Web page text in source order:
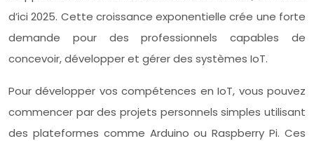
d’ici 2025. Cette croissance exponentielle crée une forte
demande pour des professionnels capables de
concevoir, développer et gérer des systèmes IoT.
Pour développer vos compétences en IoT, vous pouvez
commencer par des projets personnels simples utilisant
des plateformes comme Arduino ou Raspberry Pi. Ces